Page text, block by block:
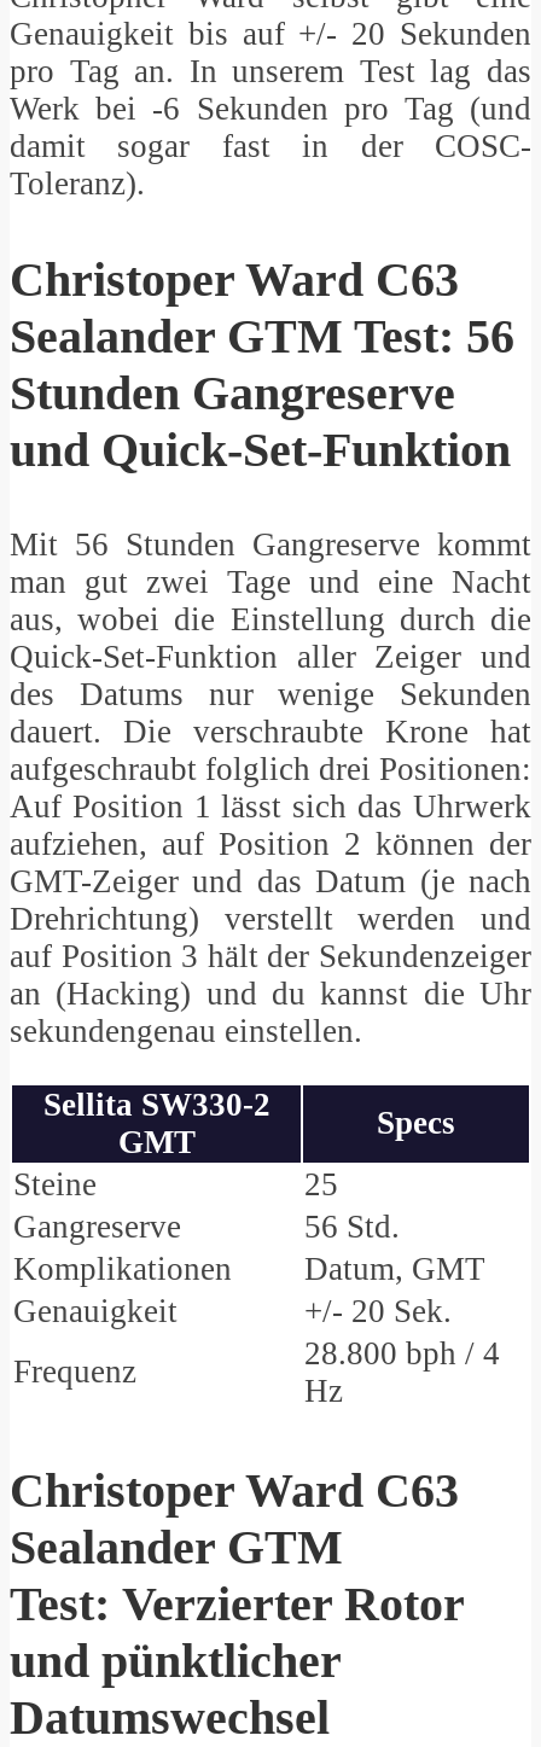
Genauigkeit bis auf +/- 20 Sekunden
pro Tag an. In unserem Test lag das
Werk bei -6 Sekunden pro Tag (und
damit sogar fast in der COSC-
Toleranz).
Christoper Ward C63
Sealander GTM Test: 56
Stunden Gangreserve
und Quick-Set-Funktion
Mit 56 Stunden Gangreserve kommt
man gut zwei Tage und eine Nacht
aus, wobei die Einstellung durch die
Quick-Set-Funktion aller Zeiger und
des Datums nur wenige Sekunden
dauert. Die verschraubte Krone hat
aufgeschraubt folglich drei Positionen:
Auf Position 1 lässt sich das Uhrwerk
aufziehen, auf Position 2 können der
GMT-Zeiger und das Datum (je nach
Drehrichtung) verstellt werden und
auf Position 3 hält der Sekundenzeiger
an (Hacking) und du kannst die Uhr
sekundengenau einstellen.
Sellita SW330-2
GMT
Specs
Steine
25
Gangreserve
56 Std.
Komplikationen
Datum, GMT
Genauigkeit
+/- 20 Sek.
Frequenz
28.800 bph / 4
Hz
Christoper Ward C63
Sealander GTM
Test: Verzierter Rotor
und pünktlicher
Datumswechsel